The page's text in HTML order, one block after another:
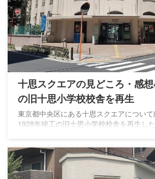
十思スクエアの見どころ・感
の旧十思小学校校舎を再生
東京都中央区にある十思スクエアについて
1928年竣工の旧十思小学校校舎を再生した